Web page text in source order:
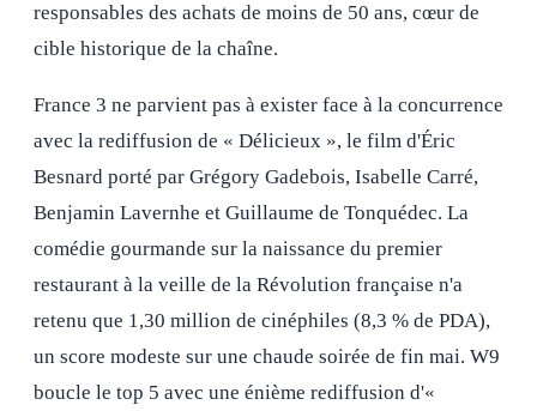
responsables des achats de moins de 50 ans, cœur de
cible historique de la chaîne.
France 3 ne parvient pas à exister face à la concurrence
avec la rediffusion de « Délicieux », le film d'Éric
Besnard porté par Grégory Gadebois, Isabelle Carré,
Benjamin Lavernhe et Guillaume de Tonquédec. La
comédie gourmande sur la naissance du premier
restaurant à la veille de la Révolution française n'a
retenu que 1,30 million de cinéphiles (8,3 % de PDA),
un score modeste sur une chaude soirée de fin mai. W9
boucle le top 5 avec une énième rediffusion d'«